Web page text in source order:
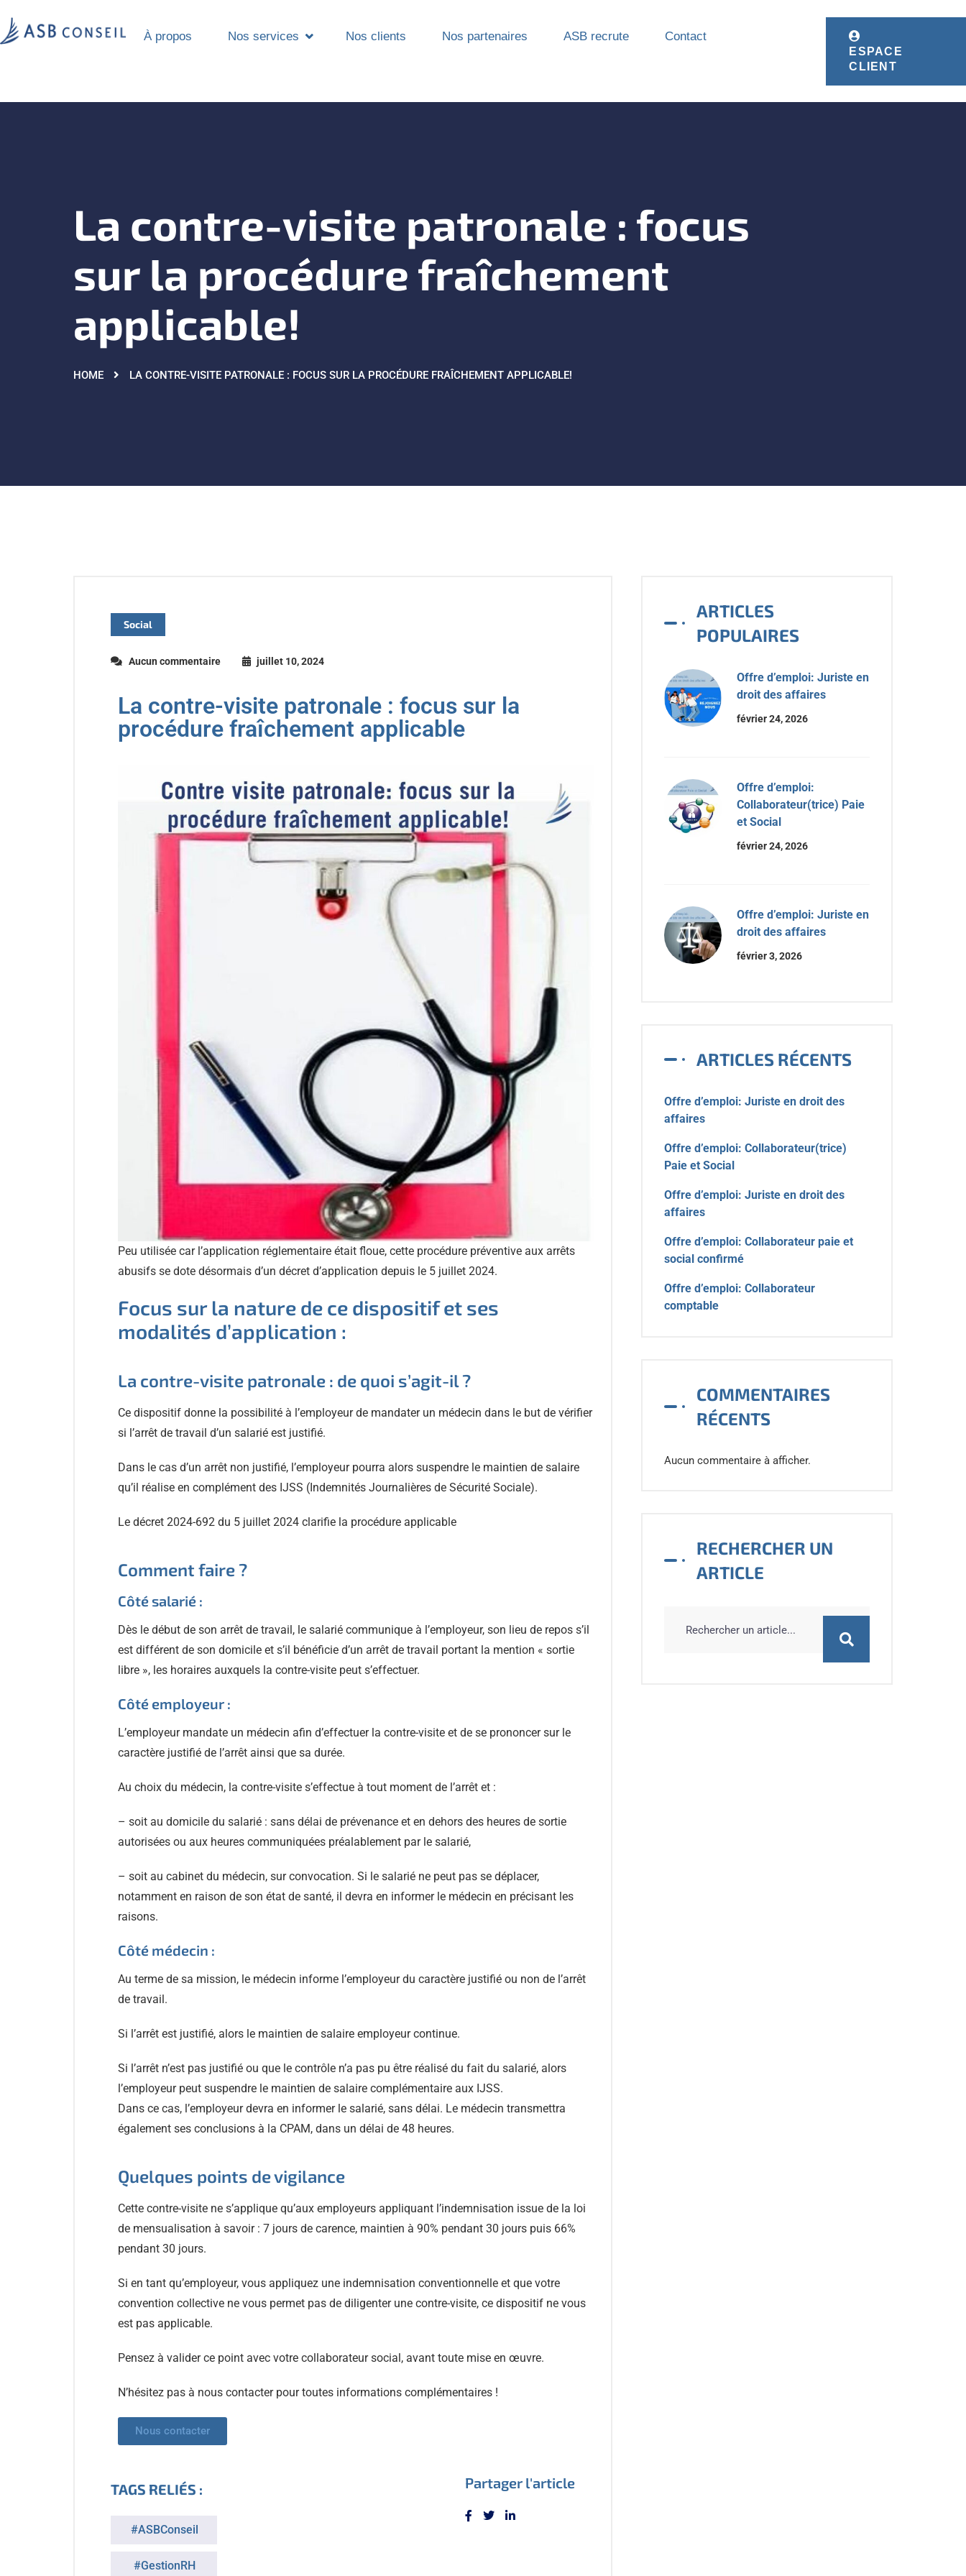
À propos Nos services Nos clients Nos partenaires ASB recrute Contact
ESPACE
CLIENT
La contre-visite patronale : focus
sur la procédure fraîchement
applicable!
HOME LA CONTRE-VISITE PATRONALE : FOCUS SUR LA PROCÉDURE FRAÎCHEMENT APPLICABLE!
Social
Aucun commentaire juillet 10, 2024
La contre-visite patronale : focus sur la
procédure fraîchement applicable
Peu utilisée car l’application réglementaire était floue, cette procédure préventive aux arrêts
abusifs se dote désormais d’un décret d’application depuis le 5 juillet 2024.
Focus sur la nature de ce dispositif et ses
modalités d’application :
La contre-visite patronale : de quoi s’agit-il ?
Ce dispositif donne la possibilité à l’employeur de mandater un médecin dans le but de vérifier
si l’arrêt de travail d’un salarié est justifié.
Dans le cas d’un arrêt non justifié, l’employeur pourra alors suspendre le maintien de salaire
qu’il réalise en complément des IJSS (Indemnités Journalières de Sécurité Sociale).
Le décret 2024-692 du 5 juillet 2024 clarifie la procédure applicable
Comment faire ?
Côté salarié :
Dès le début de son arrêt de travail, le salarié communique à l’employeur, son lieu de repos s’il
est différent de son domicile et s’il bénéficie d’un arrêt de travail portant la mention « sortie
libre », les horaires auxquels la contre-visite peut s’effectuer.
Côté employeur :
L’employeur mandate un médecin afin d’effectuer la contre-visite et de se prononcer sur le
caractère justifié de l’arrêt ainsi que sa durée.
Au choix du médecin, la contre-visite s’effectue à tout moment de l’arrêt et :
– soit au domicile du salarié : sans délai de prévenance et en dehors des heures de sortie
autorisées ou aux heures communiquées préalablement par le salarié,
– soit au cabinet du médecin, sur convocation. Si le salarié ne peut pas se déplacer,
notamment en raison de son état de santé, il devra en informer le médecin en précisant les
raisons.
Côté médecin :
Au terme de sa mission, le médecin informe l’employeur du caractère justifié ou non de l’arrêt
de travail.
Si l’arrêt est justifié, alors le maintien de salaire employeur continue.
Si l’arrêt n’est pas justifié ou que le contrôle n’a pas pu être réalisé du fait du salarié, alors
l’employeur peut suspendre le maintien de salaire complémentaire aux IJSS.
Dans ce cas, l’employeur devra en informer le salarié, sans délai. Le médecin transmettra
également ses conclusions à la CPAM, dans un délai de 48 heures.
Quelques points de vigilance
Cette contre-visite ne s’applique qu’aux employeurs appliquant l’indemnisation issue de la loi
de mensualisation à savoir : 7 jours de carence, maintien à 90% pendant 30 jours puis 66%
pendant 30 jours.
Si en tant qu’employeur, vous appliquez une indemnisation conventionnelle et que votre
convention collective ne vous permet pas de diligenter une contre-visite, ce dispositif ne vous
est pas applicable.
Pensez à valider ce point avec votre collaborateur social, avant toute mise en œuvre.
N’hésitez pas à nous contacter pour toutes informations complémentaires !
Nous contacter
Partager l'article
TAGS RELIÉS :
#ASBConseil
#GestionRH
ARTICLES
POPULAIRES
Offre d’emploi: Juriste en
droit des affaires
février 24, 2026
Offre d’emploi:
Collaborateur(trice) Paie
et Social
février 24, 2026
Offre d’emploi: Juriste en
droit des affaires
février 3, 2026
ARTICLES RÉCENTS
Offre d’emploi: Juriste en droit des
affaires
Offre d’emploi: Collaborateur(trice)
Paie et Social
Offre d’emploi: Juriste en droit des
affaires
Offre d’emploi: Collaborateur paie et
social confirmé
Offre d’emploi: Collaborateur
comptable
COMMENTAIRES
RÉCENTS
Aucun commentaire à afficher.
RECHERCHER UN
ARTICLE